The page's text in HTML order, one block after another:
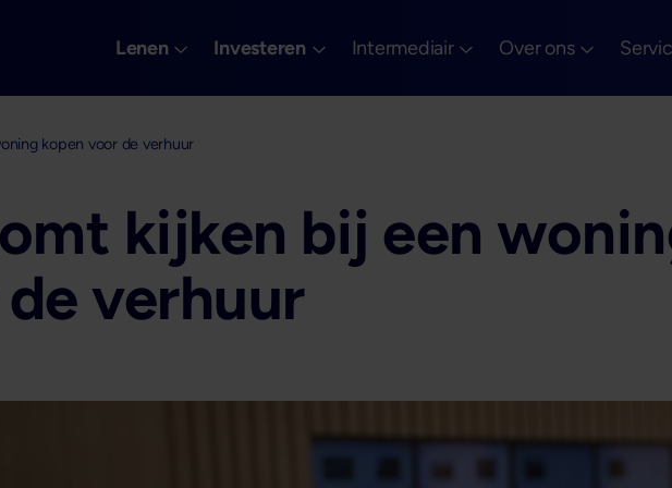
Lenen Investeren Intermediair Over ons
kopen voor de verhuur
kijken bij een
verhuur